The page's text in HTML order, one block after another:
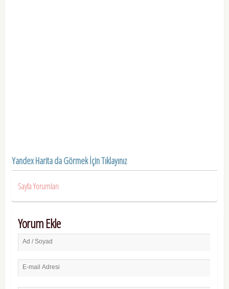
Yandex Harita da Görmek İçin Tıklayınız
Sayfa Yorumları
Yorum Ekle
Ad / Soyad
E-mail Adresi